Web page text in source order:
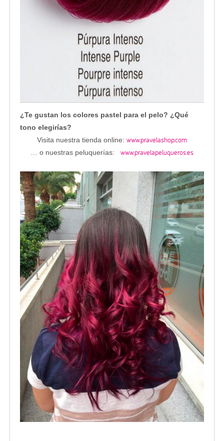
¿Te gustan los colores pastel para el pelo? ¿Qué
tono elegirías?
Visita nuestra tienda online: www.pravelashop.com
… o nuestras peluquerías: www.pravelapeluqueros.es